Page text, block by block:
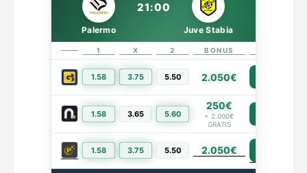
21:00
Palermo Juve Stabia
1 X 2 BONUS
1.58 3.75 5.50 2.050€
1.58 3.65 5.60
250€
+ 2.000€
GRATIS
1.58 3.75 5.50 2.050€